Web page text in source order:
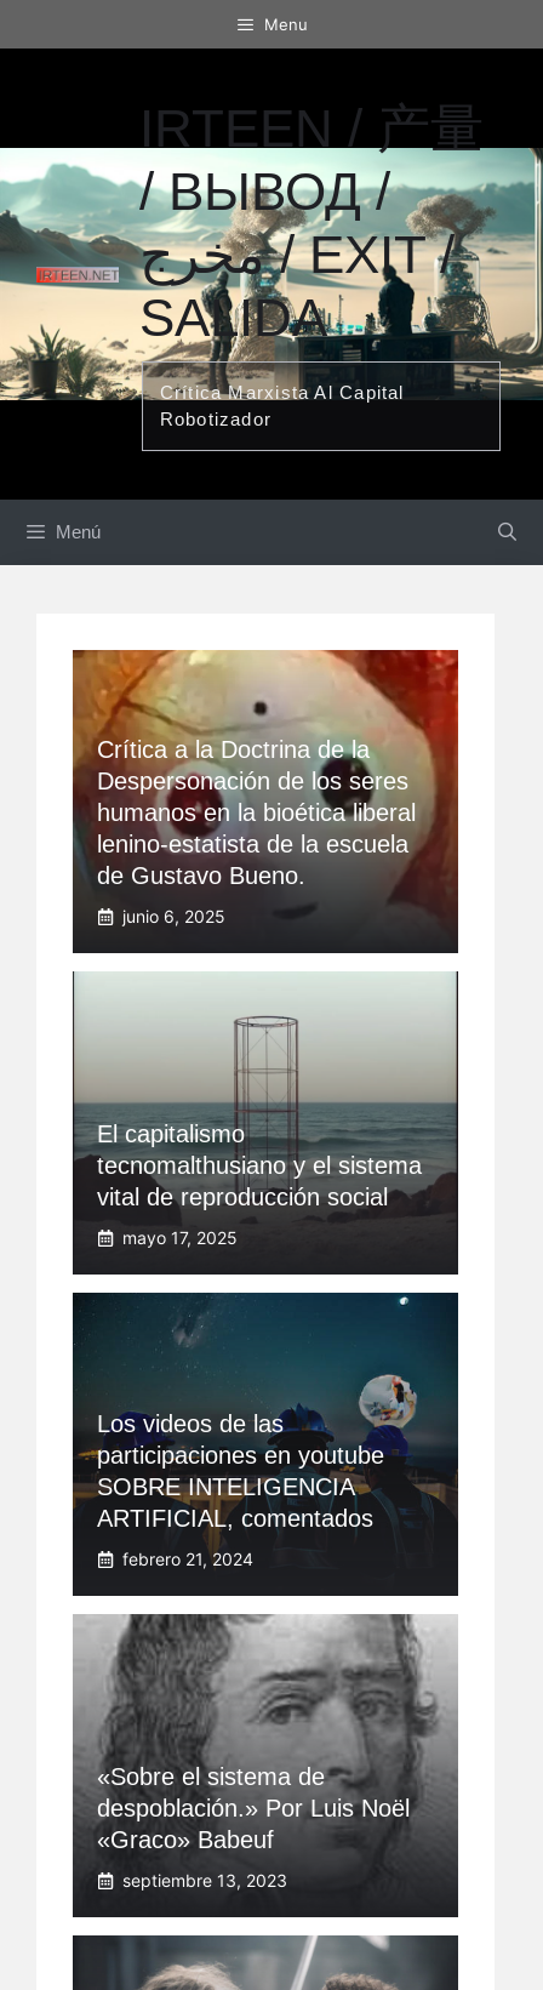
al
Menu
IRTEEN / 产量
/ ВЫВОД /
مخرج / EXIT /
SALIDA
Crítica Marxista Al Capital
Robotizador
Menú
Crítica a la Doctrina de la
Despersonación de los seres
humanos en la bioética liberal
lenino-estatista de la escuela
de Gustavo Bueno.
junio 6, 2025
El capitalismo
tecnomalthusiano y el sistema
vital de reproducción social
mayo 17, 2025
Los videos de las
participaciones en youtube
SOBRE INTELIGENCIA
ARTIFICIAL, comentados
febrero 21, 2024
«Sobre el sistema de
despoblación.» Por Luis Noël
«Graco» Babeuf
septiembre 13, 2023